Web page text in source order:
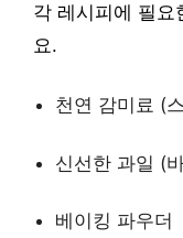
각 레시피에 필요
요.
천연 감미료 (
신선한 과일 (
베이킹 파우더